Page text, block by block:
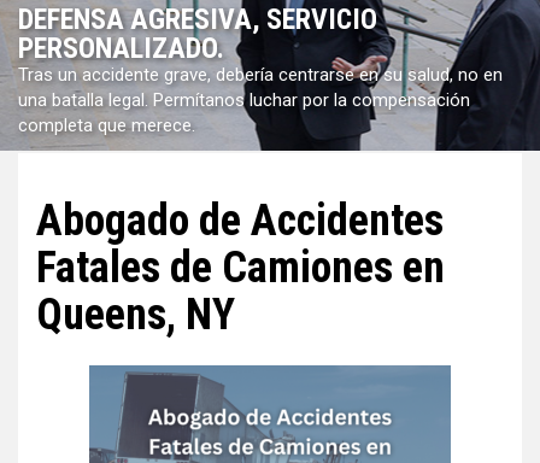
DEFENSA AGRESIVA, SERVICIO
PERSONALIZADO.
Tras un accidente grave, debería centrarse en su salud, no en
una batalla legal. Permítanos luchar por la compensación
completa que merece.
Abogado de Accidentes
Fatales de Camiones en
Queens, NY